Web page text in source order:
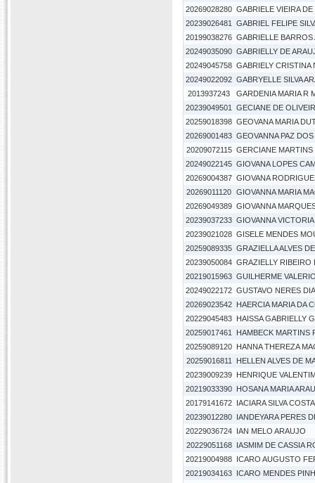
20269028280 GABRIELE VIEIRA
20239026481
GABRIEL FELIPE
20199038276 GABRIELLE BARROS
20249035090 GABRIELLY DE
20249045758 GABRIELY CRISTINA
20249022092 GABRYELLE SILVA
2013937243
GARDENIA MARIA R
20239049501
GECIANE DE
20259018398 GEOVANA MARIA
20269001483 GEOVANNA PAZ
20209072115 GERCIANE MARTINS
20249022145 GIOVANA LOPES
20269004387 GIOVANA
20269011120 GIOVANNA MARIA
20269049389 GIOVANNA
20239037233 GIOVANNA
20239021028 GISELE MENDES
20259089335 GRAZIELLA ALVES
20239050084 GRAZIELLY RIBEIRO
20219015963 GUILHERME
20249022172 GUSTAVO NERES
20269023542 HAERCIA MARIA DA
20229045483 HAISSA GABRIELLY
20259017461
HAMBECK MARTINS
20259089120 HANNA THEREZA
20259016811
HELLEN ALVES DE
20239009239 HENRIQUE
20219033390 HOSANA MARIA
20179141672 IACIARA SILVA COSTA
20239012280 IANDEYARA PERES
20229036724 IAN MELO ARAUJO
20229051168
IASMIM DE CASSIA
20219004988 ICARO AUGUSTO
20219034163 ICARO MENDES